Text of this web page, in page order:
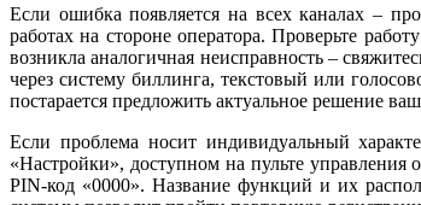
Если ошибка появляется на всех каналах –
работах на стороне оператора. Проверьте
возникла аналогичная неисправность –
через систему биллинга, текстовый или
постарается предложить актуальное решение
Если проблема носит индивидуальный
«Настройки», доступном на пульте управления
PIN-код «0000». Название функций и их